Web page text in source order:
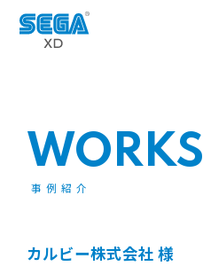
WORKS
事例紹介
カルビー株式会社 様